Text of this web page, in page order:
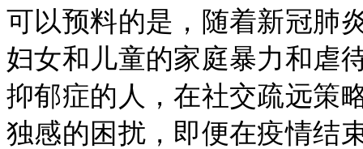
可以预料的是，随着新冠肺
妇女和儿童的家庭暴力和虐
抑郁症的人，在社交疏远策
独感的困扰，即便在疫情结